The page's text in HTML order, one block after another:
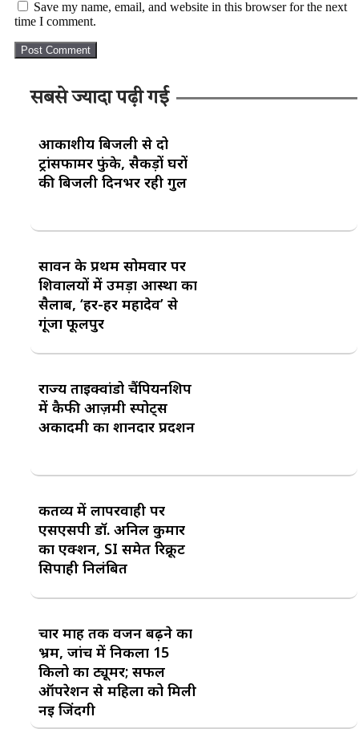
Save my name, email, and website in this browser for the next
time I comment.
सबसे ज्यादा पढ़ी गई
आकाशीय बिजली से दो
ट्रांसफार्मर फुंके, सैकड़ों घरों
की बिजली दिनभर रही गुल
सावन के प्रथम सोमवार पर
शिवालयों में उमड़ा आस्था का
सैलाब, ‘हर-हर महादेव’ से
गूंजा फूलपुर
राज्य ताइक्वांडो चैंपियनशिप
में कैफी आज़मी स्पोर्ट्स
अकादमी का शानदार प्रदर्शन
कर्तव्य में लापरवाही पर
एसएसपी डॉ. अनिल कुमार
का एक्शन, SI समेत रिक्रूट
सिपाही निलंबित
चार माह तक वजन बढ़ने का
भ्रम, जांच में निकला 15
किलो का ट्यूमर; सफल
ऑपरेशन से महिला को मिली
नई जिंदगी